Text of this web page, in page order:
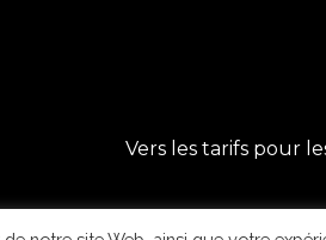
Vers les tarifs pour